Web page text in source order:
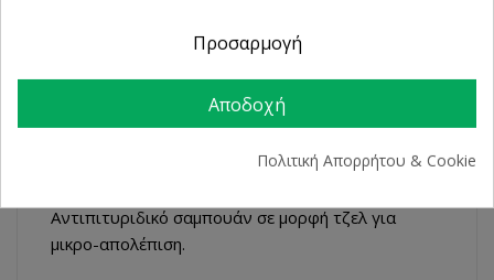
ΛΕΠΤΟΜΈΡΕΙΕΣ ΠΡΟΪΌΝΤΟΣ
Αντιπιτυριδικό σαμπουάν σε μορφή τζελ για
μικρο-απολέπιση.
Προσαρμογή
Αποδοχή
Πολιτική Απορρήτου & Cookie